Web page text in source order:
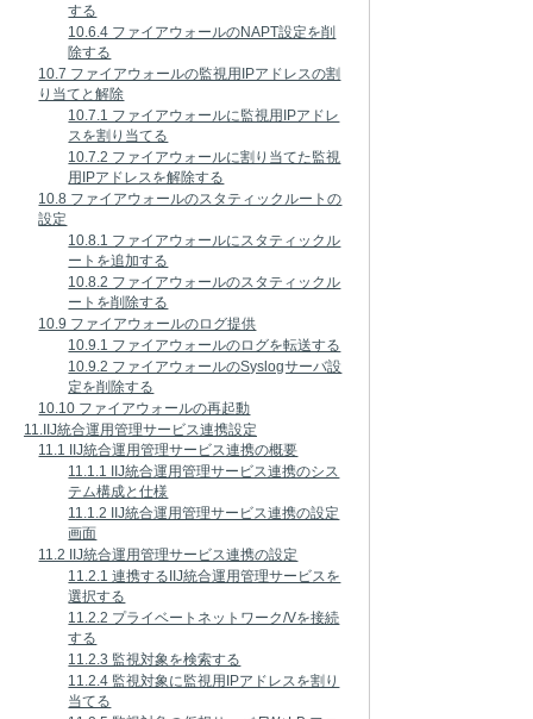
する
10.6.4 ファイアウォールのNAPT設定を削
除する
10.7 ファイアウォールの監視用IPアドレスの割
り当てと解除
10.7.1 ファイアウォールに監視用IPアドレ
スを割り当てる
10.7.2 ファイアウォールに割り当てた監視
用IPアドレスを解除する
10.8 ファイアウォールのスタティックルートの
設定
10.8.1 ファイアウォールにスタティックル
ートを追加する
10.8.2 ファイアウォールのスタティックル
ートを削除する
10.9 ファイアウォールのログ提供
10.9.1 ファイアウォールのログを転送する
10.9.2 ファイアウォールのSyslogサーバ設
定を削除する
10.10 ファイアウォールの再起動
11.IIJ統合運用管理サービス連携設定
11.1 IIJ統合運用管理サービス連携の概要
11.1.1 IIJ統合運用管理サービス連携のシス
テム構成と仕様
11.1.2 IIJ統合運用管理サービス連携の設定
画面
11.2 IIJ統合運用管理サービス連携の設定
11.2.1 連携するIIJ統合運用管理サービスを
選択する
11.2.2 プライベートネットワーク/Vを接続
する
11.2.3 監視対象を検索する
11.2.4 監視対象に監視用IPアドレスを割り
当てる